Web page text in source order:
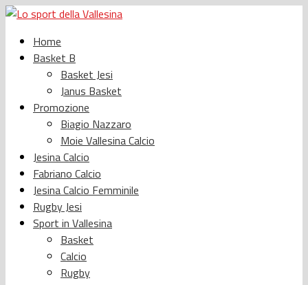
Home
Basket B
Basket Jesi
Janus Basket
Promozione
Biagio Nazzaro
Moie Vallesina Calcio
Jesina Calcio
Fabriano Calcio
Jesina Calcio Femminile
Rugby Jesi
Sport in Vallesina
Basket
Calcio
Rugby